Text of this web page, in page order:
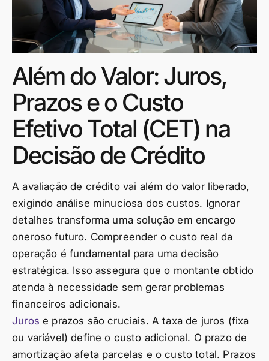
Além do Valor: Juros,
Prazos e o Custo
Efetivo Total (CET) na
Decisão de Crédito
A avaliação de crédito vai além do valor liberado,
exigindo análise minuciosa dos custos. Ignorar
detalhes transforma uma solução em encargo
oneroso futuro. Compreender o custo real da
operação é fundamental para uma decisão
estratégica. Isso assegura que o montante obtido
atenda à necessidade sem gerar problemas
financeiros adicionais.
Juros e prazos são cruciais. A taxa de juros (fixa
ou variável) define o custo adicional. O prazo de
amortização afeta parcelas e o custo total. Prazos